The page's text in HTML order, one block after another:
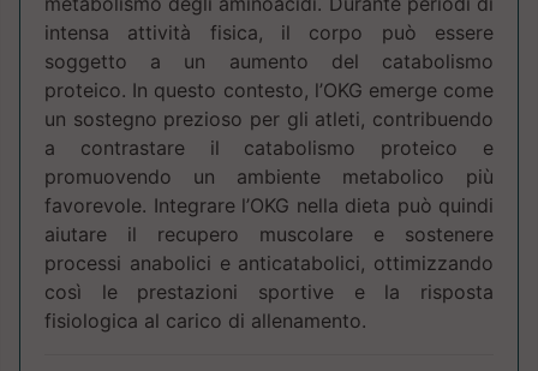
intensa attività fisica, il corpo può essere
soggetto a un aumento del catabolismo
proteico. In questo contesto, l’OKG emerge come
un sostegno prezioso per gli atleti, contribuendo
a contrastare il catabolismo proteico e
promuovendo un ambiente metabolico più
favorevole. Integrare l’OKG nella dieta può quindi
aiutare il recupero muscolare e sostenere
processi anabolici e anticatabolici, ottimizzando
così le prestazioni sportive e la risposta
fisiologica al carico di allenamento.